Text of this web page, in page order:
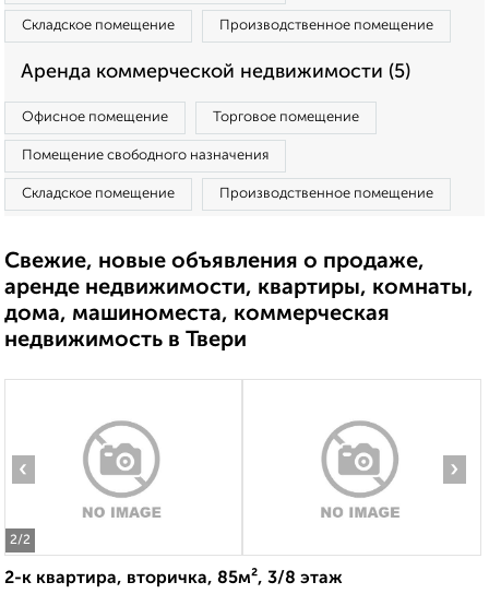
Складское помещение Производственное помещение
Аренда коммерческой недвижимости (5)
Офисное помещение Торговое помещение
Помещение свободного назначения
Складское помещение Производственное помещение
Свежие, новые объявления о продаже,
аренде недвижимости, квартиры, комнаты,
дома, машиноместа, коммерческая
недвижимость в Твери
2/2
‹ ›
2-к квартира, вторичка, 85м², 3/8 этаж